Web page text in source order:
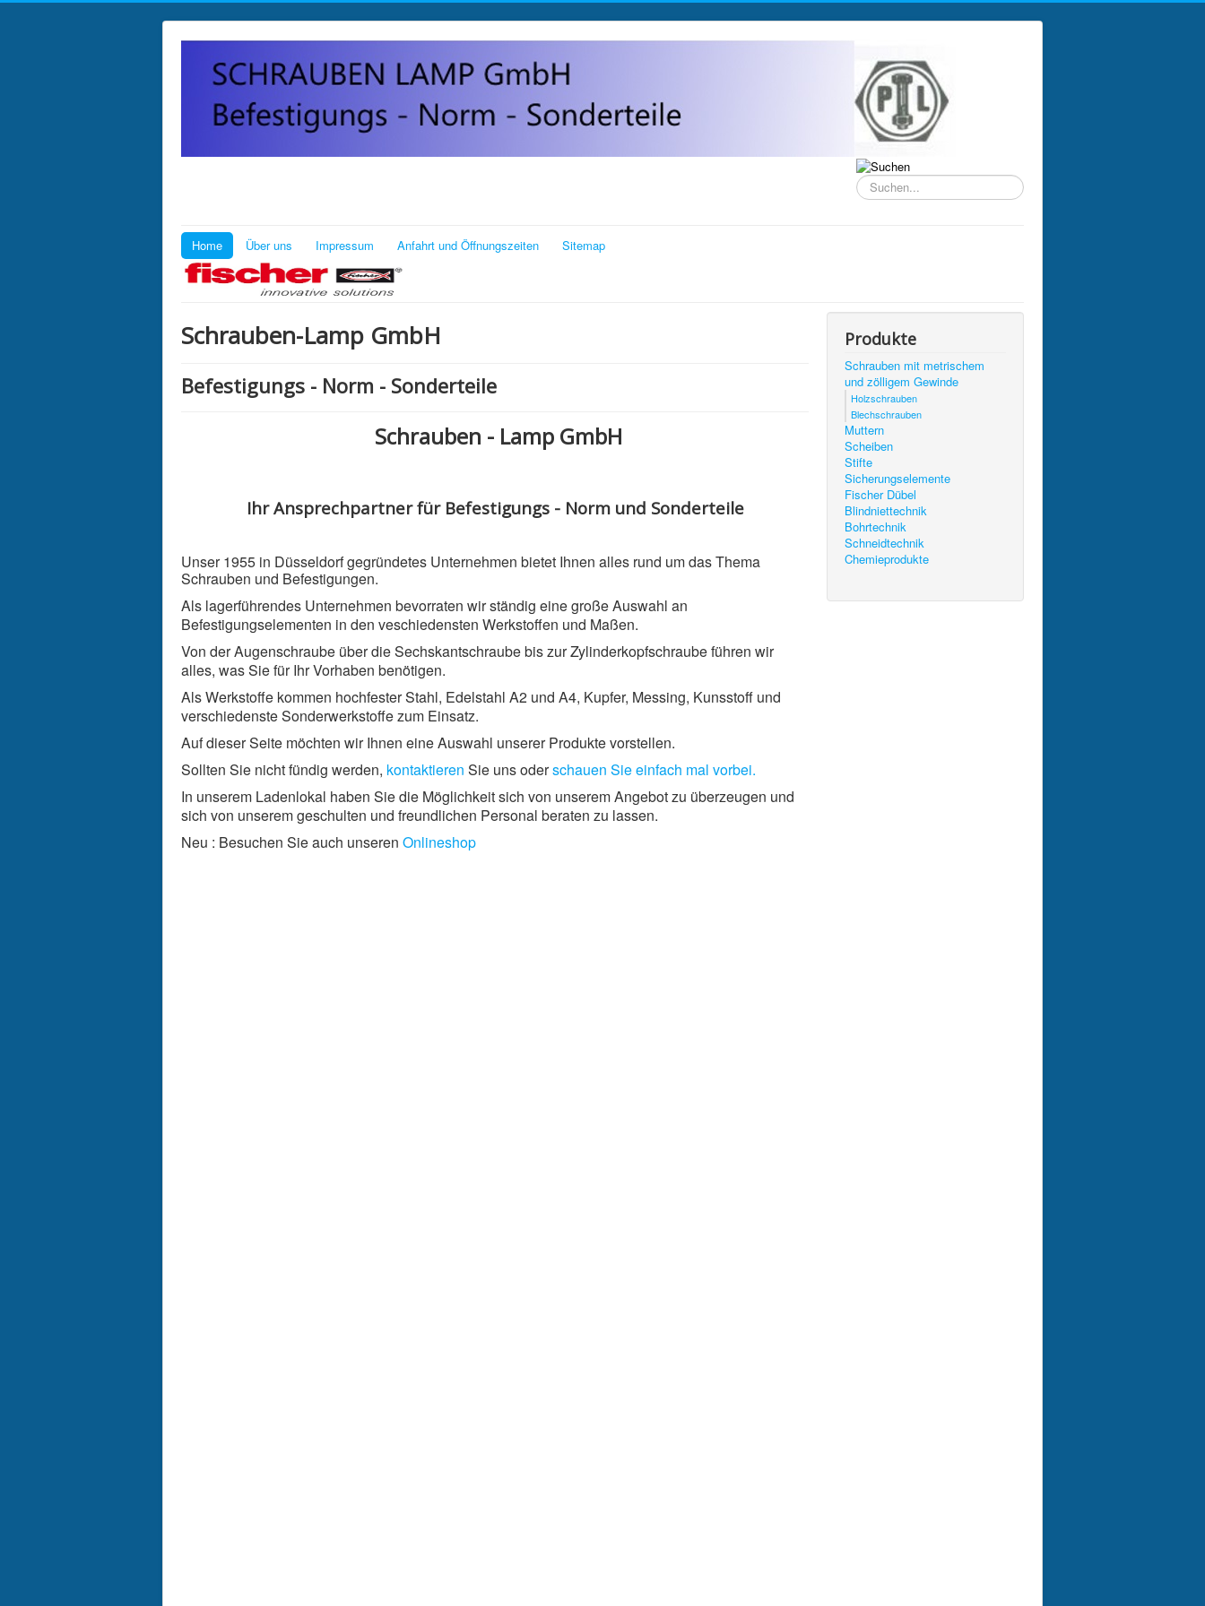
Suchen...
Home Über uns Impressum Anfahrt und Öffnungszeiten Sitemap
Schrauben-Lamp GmbH
Befestigungs - Norm - Sonderteile
Schrauben - Lamp GmbH
Ihr Ansprechpartner für Befestigungs - Norm und Sonderteile
Unser 1955 in Düsseldorf gegründetes Unternehmen bietet Ihnen alles rund um das Thema
Schrauben und Befestigungen.
Als lagerführendes Unternehmen bevorraten wir ständig eine große Auswahl an
Befestigungselementen in den veschiedensten Werkstoffen und Maßen.
Von der Augenschraube über die Sechskantschraube bis zur Zylinderkopfschraube führen wir
alles, was Sie für Ihr Vorhaben benötigen.
Als Werkstoffe kommen hochfester Stahl, Edelstahl A2 und A4, Kupfer, Messing, Kunsstoff und
verschiedenste Sonderwerkstoffe zum Einsatz.
Auf dieser Seite möchten wir Ihnen eine Auswahl unserer Produkte vorstellen.
Sollten Sie nicht fündig werden, kontaktieren Sie uns oderschauen Sie einfach mal vorbei.
In unserem Ladenlokal haben Sie die Möglichkeit sich von unserem Angebot zu überzeugen und
sich von unserem geschulten und freundlichen Personal beraten zu lassen.
Neu : Besuchen Sie auch unseren Onlineshop
Produkte
Schrauben mit metrischem
und zölligem Gewinde
Holzschrauben
Blechschrauben
Muttern
Scheiben
Stifte
Sicherungselemente
Fischer Dübel
Blindniettechnik
Bohrtechnik
Schneidtechnik
Chemieprodukte